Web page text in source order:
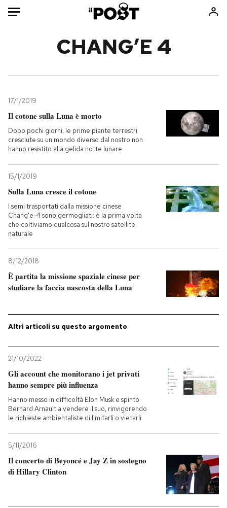
Mondo
Politica
Tecnologia
Internet
Cultura
Storie/Idee
Ok Boomer!
Mondiali calcio 2026
PODCAST
NEWSLETTER
I MIEI PREFERITI
SHOP
CALENDARIO
AREA PERSONALE
Entra
CHANG’E 4
17/1/2019
Il cotone sulla Luna è morto
Dopo pochi giorni, le prime piante terrestri
cresciute su un mondo diverso dal nostro non
hanno resistito alla gelida notte lunare
15/1/2019
Sulla Luna cresce il cotone
I semi trasportati dalla missione cinese
Chang'e-4 sono germogliati: è la prima volta
che coltiviamo qualcosa sul nostro satellite
naturale
8/12/2018
È partita la missione spaziale cinese per
studiare la faccia nascosta della Luna
Altri articoli su questo argomento
21/10/2022
Gli account che monitorano i jet privati
hanno sempre più influenza
Hanno messo in difficoltà Elon Musk e spinto
Bernard Arnault a vendere il suo, rinvigorendo
le richieste ambientaliste di limitarli o vietarli
5/11/2016
Il concerto di Beyoncé e Jay Z in sostegno
di Hillary Clinton